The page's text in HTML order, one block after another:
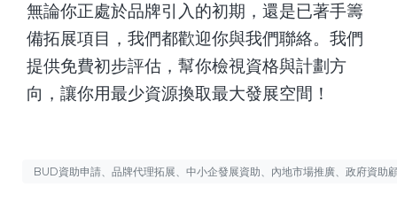
無論你正處於品牌引入的初期，還是已著手籌
備拓展項目，我們都歡迎你與我們聯絡。我們
提供免費初步評估，幫你檢視資格與計劃方
向，讓你用最少資源換取最大發展空間！
BUD資助申請、品牌代理拓展、中小企發展資助、內地市場推廣、政府資助